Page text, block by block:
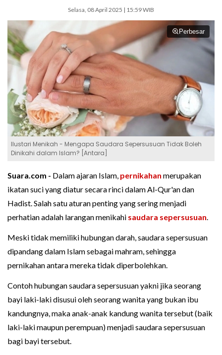
Selasa, 08 April 2025 | 15:59 WIB
Perbesar
Ilustari Menikah - Mengapa Saudara Sepersusuan Tidak Boleh
Dinikahi dalam Islam? [Antara]
Suara.com - Dalam ajaran Islam, pernikahan merupakan
ikatan suci yang diatur secara rinci dalam Al-Qur'an dan
Hadist. Salah satu aturan penting yang sering menjadi
perhatian adalah larangan menikahi saudara sepersusuan.
Meski tidak memiliki hubungan darah, saudara sepersusuan
dipandang dalam Islam sebagai mahram, sehingga
pernikahan antara mereka tidak diperbolehkan.
Contoh hubungan saudara sepersusuan yakni jika seorang
bayi laki-laki disusui oleh seorang wanita yang bukan ibu
kandungnya, maka anak-anak kandung wanita tersebut (baik
laki-laki maupun perempuan) menjadi saudara sepersusuan
bagi bayi tersebut.